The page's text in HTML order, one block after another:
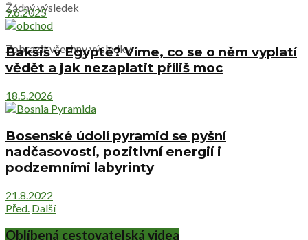
Žádný výsledek
Zobrazit všechny výsledky
9.6.2025
Bakšiš v Egyptě? Víme, co se o něm vyplatí
vědět a jak nezaplatit příliš moc
18.5.2026
Bosenské údolí pyramid se pyšní
nadčasovostí, pozitivní energií i
podzemními labyrinty
21.8.2022
Před. Další
Oblíbená cestovatelská videa